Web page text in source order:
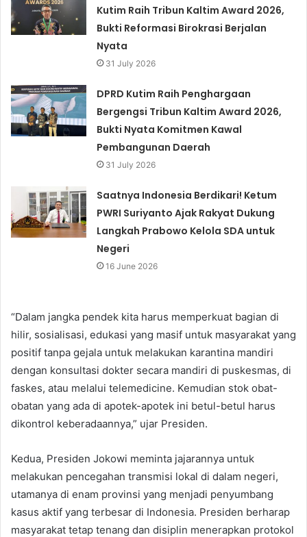
Kutim Raih Tribun Kaltim Award 2026,
Bukti Reformasi Birokrasi Berjalan
Nyata
31 July 2026
DPRD Kutim Raih Penghargaan
Bergengsi Tribun Kaltim Award 2026,
Bukti Nyata Komitmen Kawal
Pembangunan Daerah
31 July 2026
Saatnya Indonesia Berdikari! Ketum
PWRI Suriyanto Ajak Rakyat Dukung
Langkah Prabowo Kelola SDA untuk
Negeri
16 June 2026
“Dalam jangka pendek kita harus memperkuat bagian di
hilir, sosialisasi, edukasi yang masif untuk masyarakat yang
positif tanpa gejala untuk melakukan karantina mandiri
dengan konsultasi dokter secara mandiri di puskesmas, di
faskes, atau melalui telemedicine. Kemudian stok obat-
obatan yang ada di apotek-apotek ini betul-betul harus
dikontrol keberadaannya,” ujar Presiden.
Kedua, Presiden Jokowi meminta jajarannya untuk
melakukan pencegahan transmisi lokal di dalam negeri,
utamanya di enam provinsi yang menjadi penyumbang
kasus aktif yang terbesar di Indonesia. Presiden berharap
masyarakat tetap tenang dan disiplin menerapkan protokol